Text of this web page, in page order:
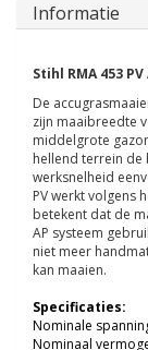
Informatie
Stihl RMA 453
De
zijn maaibreedte
middelgrote
hellend terrein de
werksnelheid
PV werkt volgens
betekent dat de
AP systeem
niet meer
kan maaien.
Specificaties:
Nominale
Nominaal